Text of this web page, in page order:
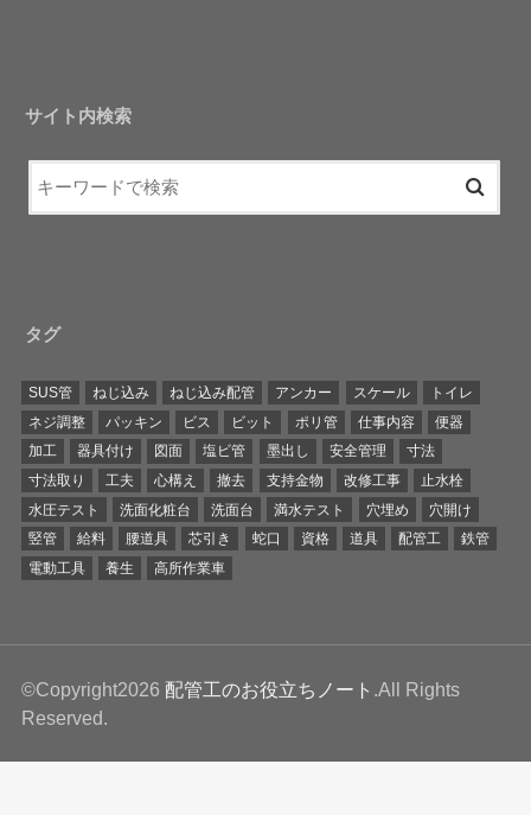
サイト内検索
タグ
SUS管 ねじ込み ねじ込み配管 アンカー スケール
トイレ
ネジ調整
パッキン ビス ビット ポリ管 仕事内容
便器
加工
器具付け 図面 塩ビ管 墨出し 安全管理
寸法
寸法取り
工夫 心構え 撤去 支持金物 改修工事
止水栓
水圧テスト
洗面化粧台 洗面台 満水テスト 穴埋め
穴開け
竪管
給料 腰道具 芯引き 蛇口 資格 道具 配管工
鉄管
電動工具
養生 高所作業車
©Copyright2026 配管工のお役立ちノート .All Rights
Reserved.